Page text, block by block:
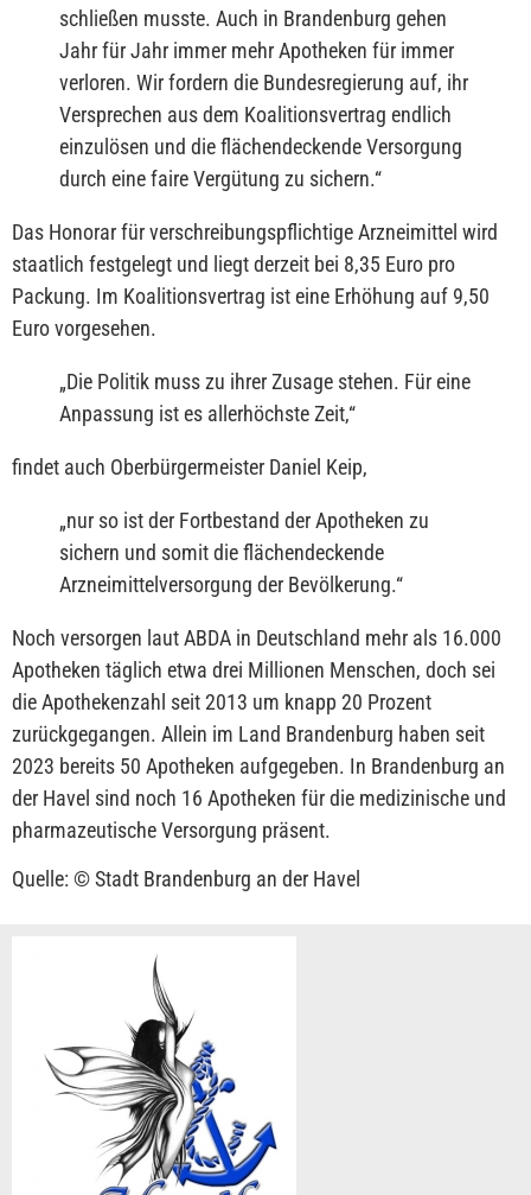
schließen musste. Auch in Brandenburg gehen
Jahr für Jahr immer mehr Apotheken für immer
verloren. Wir fordern die Bundesregierung auf, ihr
Versprechen aus dem Koalitionsvertrag endlich
einzulösen und die flächendeckende Versorgung
durch eine faire Vergütung zu sichern.“
Das Honorar für verschreibungspflichtige Arzneimittel wird
staatlich festgelegt und liegt derzeit bei 8,35 Euro pro
Packung. Im Koalitionsvertrag ist eine Erhöhung auf 9,50
Euro vorgesehen.
„Die Politik muss zu ihrer Zusage stehen. Für eine
Anpassung ist es allerhöchste Zeit,“
findet auch Oberbürgermeister Daniel Keip,
„nur so ist der Fortbestand der Apotheken zu
sichern und somit die flächendeckende
Arzneimittelversorgung der Bevölkerung.“
Noch versorgen laut ABDA in Deutschland mehr als 16.000
Apotheken täglich etwa drei Millionen Menschen, doch sei
die Apothekenzahl seit 2013 um knapp 20 Prozent
zurückgegangen. Allein im Land Brandenburg haben seit
2023 bereits 50 Apotheken aufgegeben. In Brandenburg an
der Havel sind noch 16 Apotheken für die medizinische und
pharmazeutische Versorgung präsent.
Quelle: © Stadt Brandenburg an der Havel